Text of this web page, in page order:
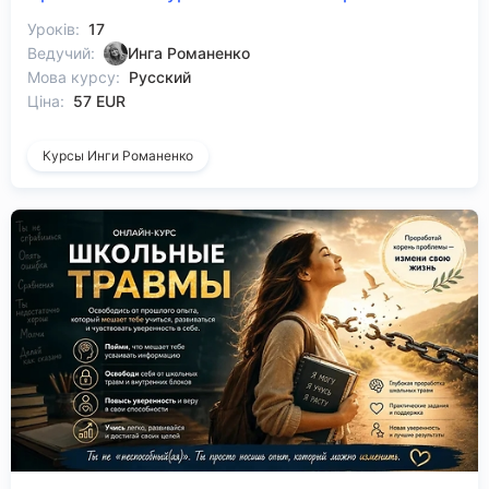
Уроків: 17
Ведучий:
Инга Романенко
Мова курсу: Русский
Ціна: 57 EUR
Курсы Инги Романенко